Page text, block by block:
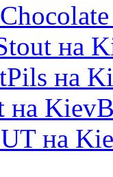
на
на
на
на